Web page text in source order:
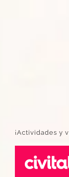
¡Actividades y